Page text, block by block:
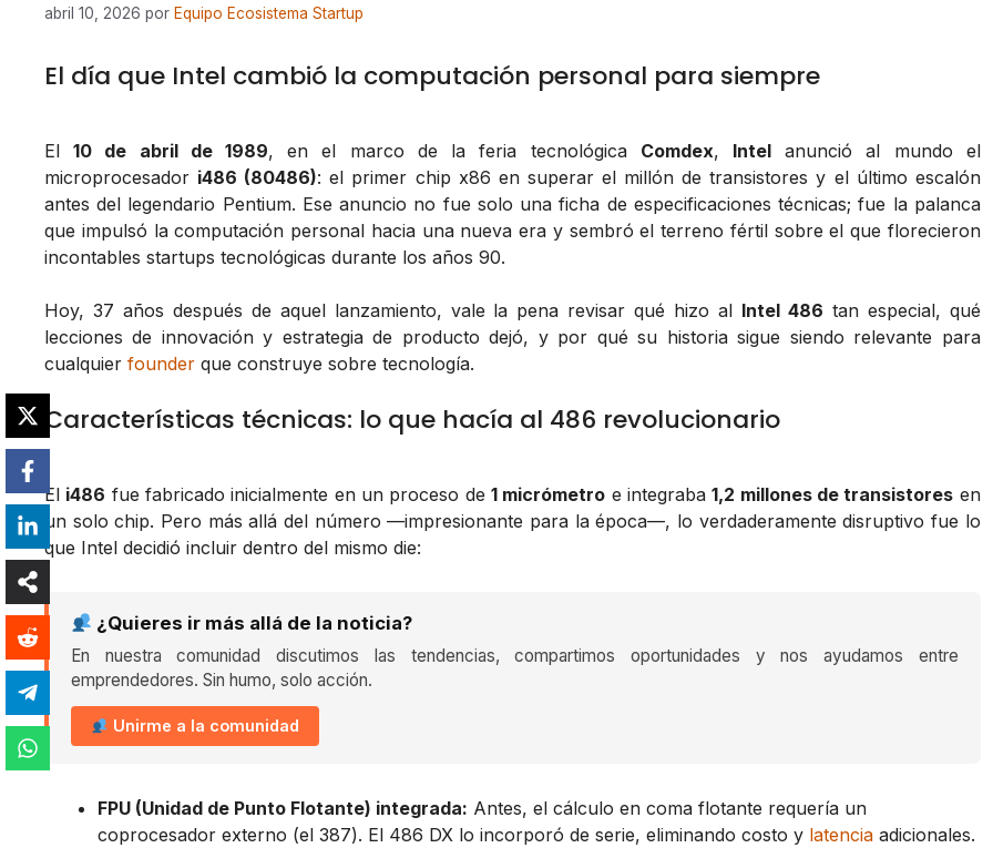
abril 10, 2026 por Equipo Ecosistema Startup
El día que Intel cambió la computación personal para siempre
El10 de abril de 1989, en el marco de la feria tecnológica Comdex, Intelanunció al mundo el
microprocesador i486 (80486): el primer chip x86 en superar el millón de transistores y el último escalón
antes del legendario Pentium. Ese anuncio no fue solo una ficha de especificaciones técnicas; fue la palanca
que impulsó la computación personal hacia una nueva era y sembró el terreno fértil sobre el que florecieron
incontables startups tecnológicas durante los años 90.
Hoy, 37 años después de aquel lanzamiento, vale la pena revisar qué hizo al Intel 486 tan especial, qué
lecciones de innovación y estrategia de producto dejó, y por qué su historia sigue siendo relevante para
cualquier founder que construye sobre tecnología.
Características técnicas: lo que hacía al 486 revolucionario
El i486 fue fabricado inicialmente en un proceso de1 micrómetro e integraba1,2 millones de transistores en
un solo chip. Pero más allá del número —impresionante para la época—, lo verdaderamente disruptivo fue lo
que Intel decidió incluir dentro del mismo die:
¿Quieres ir más allá de la noticia?
En nuestra comunidad discutimos las tendencias, compartimos oportunidades y nos ayudamos entre
emprendedores. Sin humo, solo acción.
Unirme a la comunidad
FPU (Unidad de Punto Flotante) integrada: Antes, el cálculo en coma flotante requería un
coprocesador externo (el 387). El 486 DX lo incorporó de serie, eliminando costo y latencia adicionales.